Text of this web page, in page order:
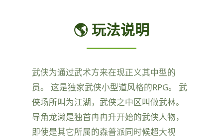
🌎 玩法说明
武侠为通过武术方来在现正义其中型的
员。 这是独家武侠小型道风格的RPG。 武
侠场所叫为江湖，武侠之中区叫做武林。
导角龙濑是独首冉冉升开始的武侠人物，
即使是其它所属的森普派同时候超大视